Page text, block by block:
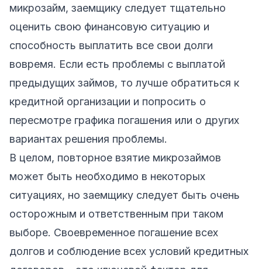
микрозайм, заемщику следует тщательно
оценить свою финансовую ситуацию и
способность выплатить все свои долги
вовремя. Если есть проблемы с выплатой
предыдущих займов, то лучше обратиться к
кредитной организации и попросить о
пересмотре графика погашения или о других
вариантах решения проблемы.
В целом, повторное взятие микрозаймов
может быть необходимо в некоторых
ситуациях, но заемщику следует быть очень
осторожным и ответственным при таком
выборе. Своевременное погашение всех
долгов и соблюдение всех условий кредитных